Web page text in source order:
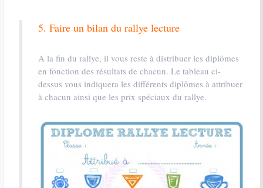
5. Faire un bilan du rallye lecture
A la fin du rallye, il vous reste à distribuer les diplômes
en fonction des résultats de chacun. Le tableau ci-
dessus vous indiquera les différents diplômes à attribuer
à chacun ainsi que les prix spéciaux du rallye.